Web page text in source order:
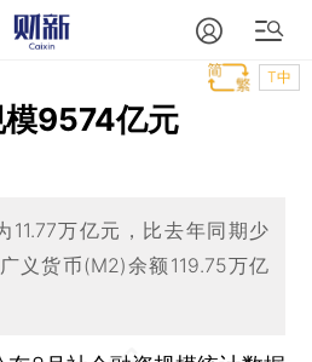
T中
9574亿元
11.77万亿元，比去年同期少
义货币(M2)余额119.75万亿